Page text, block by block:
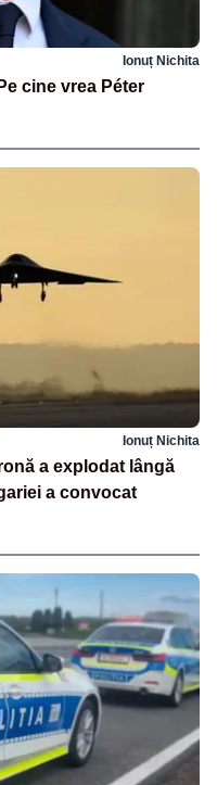
Ionuț Nichita
cine vrea Péter
Ionuț Nichita
a explodat lângă
a convocat